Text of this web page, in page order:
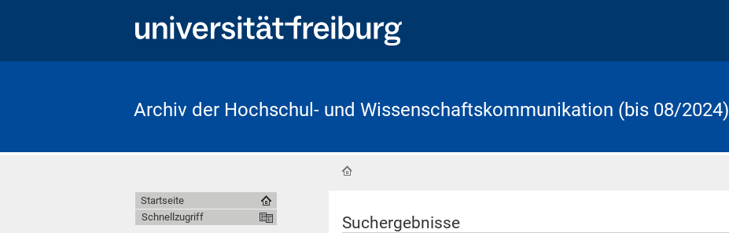
Archiv der Hochschul- und Wissenschaftskommunikation (bis 08/2024)
Suchergebnisse
Startseite
Schnellzugriff